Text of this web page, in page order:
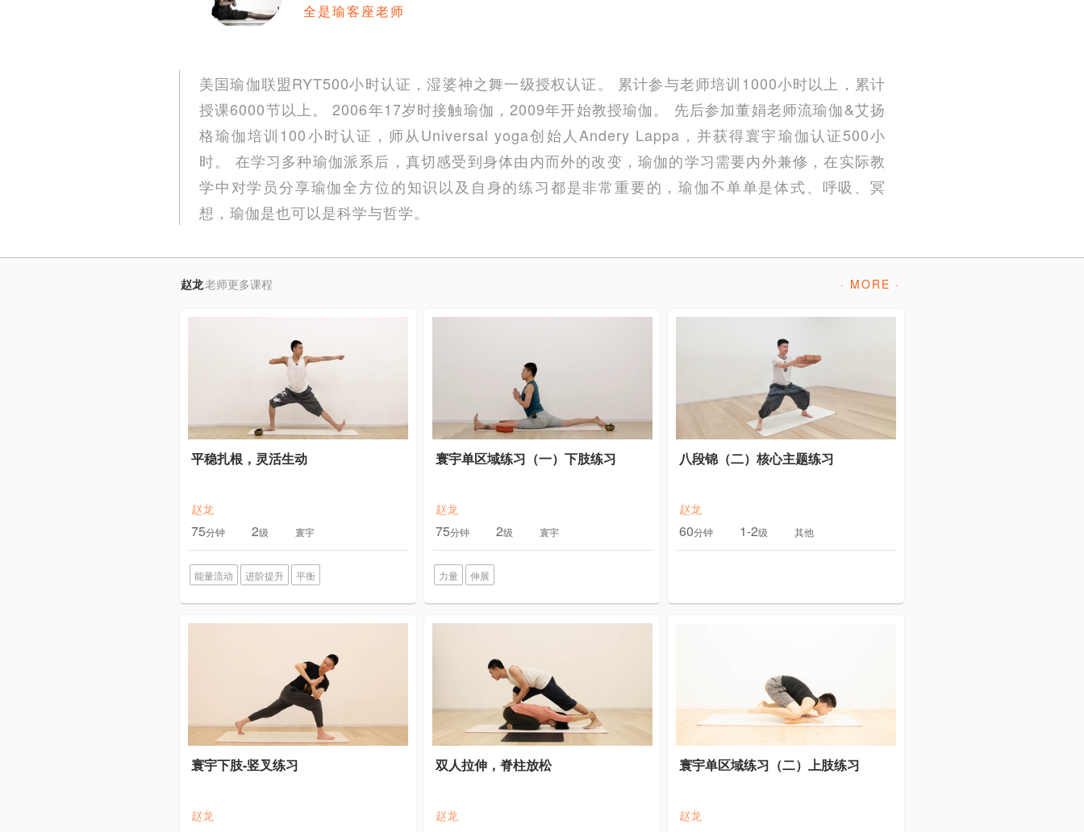
全是瑜客座老师
美国瑜伽联盟RYT500小时认证，湿婆神之舞一级授权认证。 累计参与老师培训1000小时以上，累计
授课6000节以上。 2006年17岁时接触瑜伽，2009年开始教授瑜伽。 先后参加董娟老师流瑜伽&艾扬
格瑜伽培训100小时认证，师从Universal yoga创始人Andery Lappa，并获得寰宇瑜伽认证500小
时。 在学习多种瑜伽派系后，真切感受到身体由内而外的改变，瑜伽的学习需要内外兼修，在实际教
学中对学员分享瑜伽全方位的知识以及自身的练习都是非常重要的，瑜伽不单单是体式、呼吸、冥
想，瑜伽是也可以是科学与哲学。
赵龙老师更多课程 · MORE ·
平稳扎根，灵活生动
赵龙
75分钟 2级 寰宇
能量流动 进阶提升 平衡
寰宇单区域练习（一）下肢练习
赵龙
75分钟 2级 寰宇
力量 伸展
八段锦（二）核心主题练习
赵龙
60分钟 1-2级 其他
寰宇下肢-竖叉练习
赵龙
双人拉伸，脊柱放松
赵龙
寰宇单区域练习（二）上肢练习
赵龙